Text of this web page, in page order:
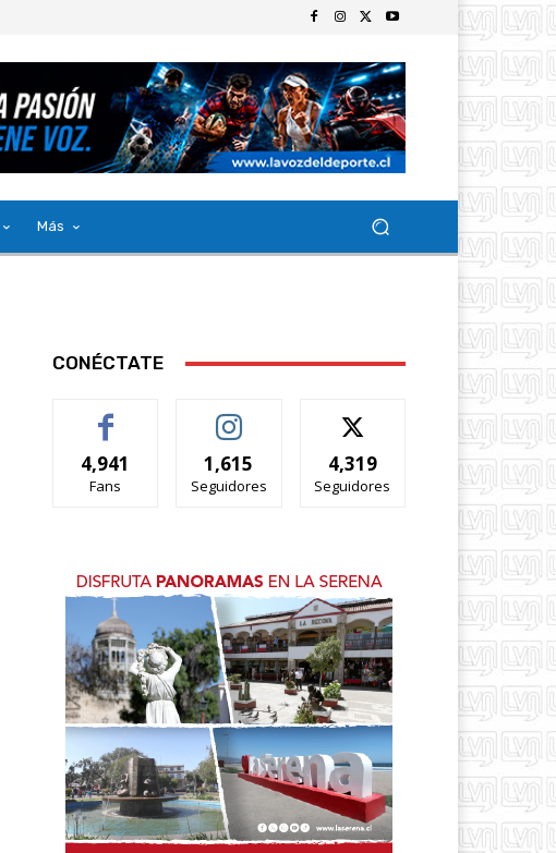
Más
CONÉCTATE
4,941
Fans
1,615
Seguidores
4,319
Seguidores